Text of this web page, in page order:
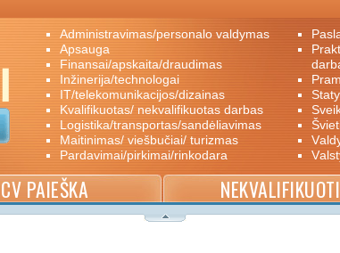
administravimas/personalo valdymas
apsauga
finansai/apskaita/draudimas
inžinerija/technologai
IT/telekomunikacijos/dizainas
kvalifikuotas/ nekvalifikuotas darbas
logistika/transportas/sandėliavimas
maitinimas/ viešbučiai/ turizmas
pardavimai/pirkimai/rinkodara
praktika/savanoriškas darbas/papildomas
CV PAIEŠKA NEKVALIFIKUOTI